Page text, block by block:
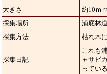
大きさ
約10ｍ
採集場所
浦底林
採集方法
枯れ木
採集日記
これも
ャサビ
ってい